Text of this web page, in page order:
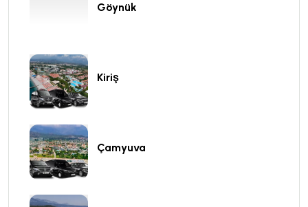
Göynük
Kiriş
Çamyuva